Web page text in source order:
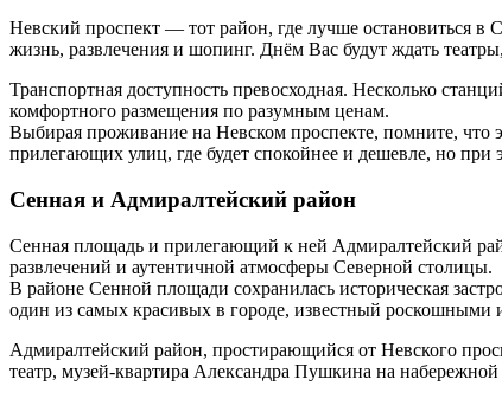
Невский проспект — тот район, где лучше остановиться в
жизнь, развлечения и шопинг. Днём Вас будут ждать
Транспортная доступность превосходная. Несколько
комфортного размещения по разумным ценам.
Выбирая проживание на Невском проспекте, помните, что
прилегающих улиц, где будет спокойнее и дешевле, но при
Сенная и Адмиралтейский район
Сенная площадь и прилегающий к ней Адмиралтейский
развлечений и аутентичной атмосферы Северной столицы.
В районе Сенной площади сохранилась историческая
один из самых красивых в городе, известный роскошными
Адмиралтейский район, простирающийся от Невского
театр, музей-квартира Александра Пушкина на